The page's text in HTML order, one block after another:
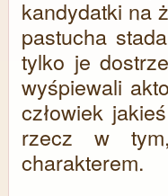
kandydatki na
pastucha
tylko je
wyśpiewali
człowiek
rzecz w
charakterem.